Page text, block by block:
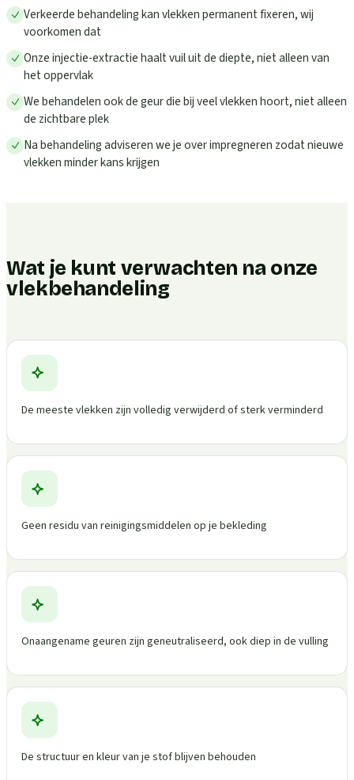
Verkeerde behandeling kan vlekken permanent fixeren, wij
voorkomen dat
Onze injectie-extractie haalt vuil uit de diepte, niet alleen van
het oppervlak
We behandelen ook de geur die bij veel vlekken hoort, niet alleen
de zichtbare plek
Na behandeling adviseren we je over impregneren zodat nieuwe
vlekken minder kans krijgen
Wat je kunt verwachten na onze
vlekbehandeling
De meeste vlekken zijn volledig verwijderd of sterk verminderd
Geen residu van reinigingsmiddelen op je bekleding
Onaangename geuren zijn geneutraliseerd, ook diep in de vulling
De structuur en kleur van je stof blijven behouden